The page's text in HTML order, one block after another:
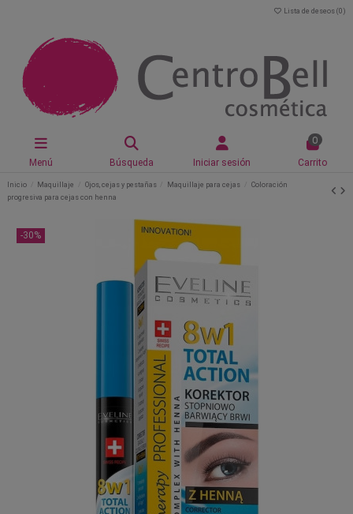
Lista de deseos (0 )
Menú Búsqueda Iniciar sesión
0
Carrito
Inicio Maquillaje Ojos, cejas y pestañas Maquillaje para cejas
Coloración
progresiva para cejas con henna
-30%